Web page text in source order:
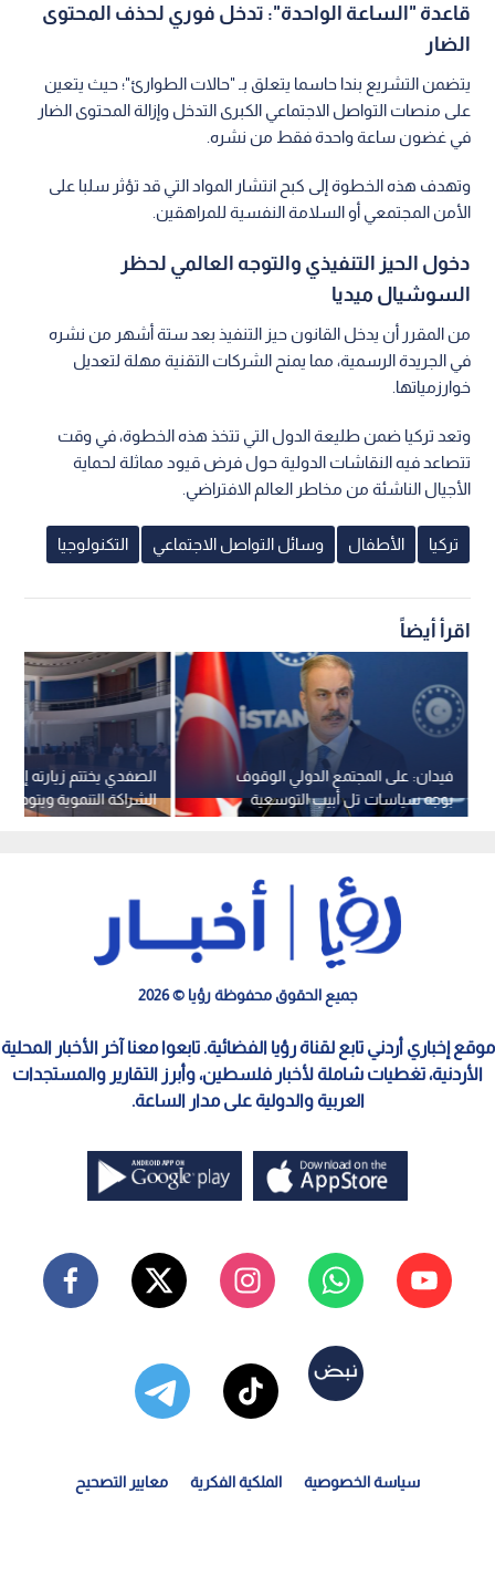
قاعدة "الساعة الواحدة": تدخل فوري لحذف المحتوى
الضار
يتضمن التشريع بندا حاسما يتعلق بـ "حالات الطوارئ"؛ حيث يتعين
على منصات التواصل الاجتماعي الكبرى التدخل وإزالة المحتوى الضار
في غضون ساعة واحدة فقط من نشره.
وتهدف هذه الخطوة إلى كبح انتشار المواد التي قد تؤثر سلبا على
الأمن المجتمعي أو السلامة النفسية للمراهقين.
دخول الحيز التنفيذي والتوجه العالمي لحظر
السوشيال ميديا
من المقرر أن يدخل القانون حيز التنفيذ بعد ستة أشهر من نشره
في الجريدة الرسمية، مما يمنح الشركات التقنية مهلة لتعديل
خوارزمياتها.
وتعد تركيا ضمن طليعة الدول التي تتخذ هذه الخطوة، في وقت
تتصاعد فيه النقاشات الدولية حول فرض قيود مماثلة لحماية
الأجيال الناشئة من مخاطر العالم الافتراضي.
تركيا الأطفال وسائل التواصل الاجتماعي التكنولوجيا
اقرأ أيضاً
الصفدي يختتم زيارته إلى
الشراكة التنموية ويتوجه
فيدان: على المجتمع الدولي الوقوف
بوجه سياسات تل أبيب التوسعية
جميع الحقوق محفوظة رؤيا © 2026
موقع إخباري أردني تابع لقناة رؤيا الفضائية. تابعوا معنا آخر الأخبار المحلية
الأردنية، تغطيات شاملة لأخبار فلسطين، وأبرز التقارير والمستجدات
العربية والدولية على مدار الساعة.
سياسة الخصوصية الملكية الفكرية معايير التصحيح